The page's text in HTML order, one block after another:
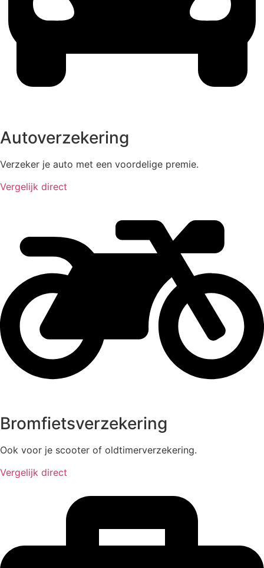
Autoverzekering
Verzeker je auto met een voordelige premie.
Vergelijk direct
Bromfietsverzekering
Ook voor je scooter of oldtimerverzekering.
Vergelijk direct